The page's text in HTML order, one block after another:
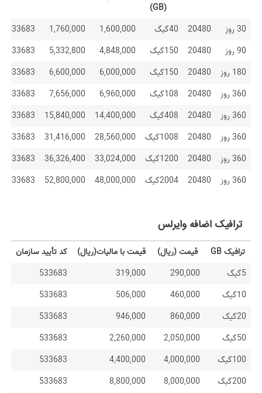
(GB)
زمان
سرویس
سرعت
ترافیک
معادل
بین‌الملل
قیمت
سرویس
(ریال)
قیمت با
مالیات(ریال)
کد تأیید
30 روز 20480 40گیگ 1,600,000
1,760,000
533683
90 روز
20480 150گیگ 4,848,000
5,332,800
533683
180 روز
20480 150گیگ 6,000,000
6,600,000
533683
360 روز
20480 108گیگ 6,960,000
7,656,000
533683
360 روز
20480 408گیگ 14,400,000
15,840,000
533683
360 روز
20480 1008گیگ 28,560,000
31,416,000
533683
360 روز
20480 1200گیگ 33,024,000
36,326,400
533683
360 روز
20480 2004گیگ 48,000,000
52,800,000
533683
ترافیک اضافه وایرلس
ترافیک GB قیمت (ریال) قیمت با مالیات(ریال)
کد تأیید سازمان
ترافیک GB
قیمت (ریال) قیمت با مالیات(ریال) کد تأیید سازمان 5گیگ 290,000
319,000
533683
10گیگ
460,000
506,000
533683
20گیگ
860,000
946,000
533683
50گیگ
2,050,000
2,260,000
533683
100گیگ
4,000,000
4,400,000
533683
200گیگ
8,000,000
8,800,000
533683